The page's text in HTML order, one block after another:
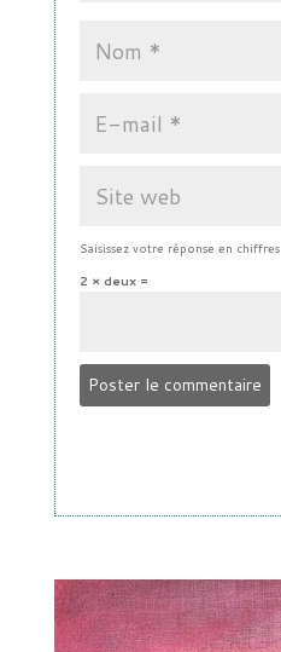
Saisissez votre réponse en chiffres
2 × deux =